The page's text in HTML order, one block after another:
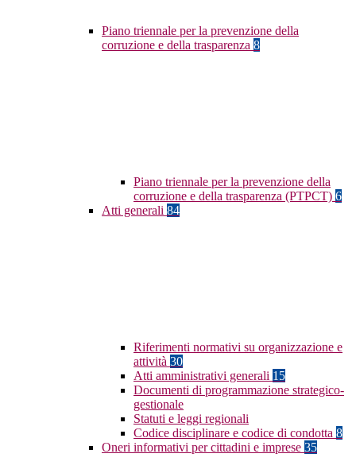
Piano triennale per la prevenzione della
corruzione e della trasparenza 8
Piano triennale per la prevenzione della
corruzione e della trasparenza (PTPCT) 6
Atti generali 84
Riferimenti normativi su organizzazione e
attività 30
Atti amministrativi generali 15
Documenti di programmazione strategico-
gestionale
Statuti e leggi regionali
Codice disciplinare e codice di condotta 8
Oneri informativi per cittadini e imprese 35